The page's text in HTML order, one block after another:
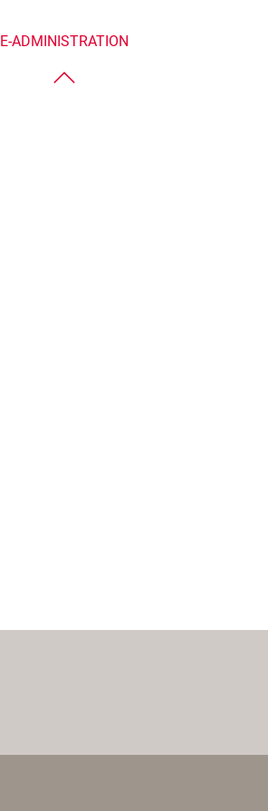
E-ADMINISTRATION